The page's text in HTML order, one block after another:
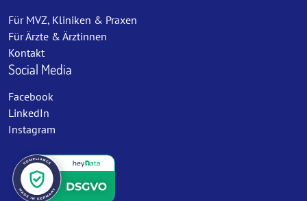
Für MVZ, Kliniken & Praxen
Für Ärzte & Ärztinnen
Kontakt
Social Media
Facebook
LinkedIn
Instagram